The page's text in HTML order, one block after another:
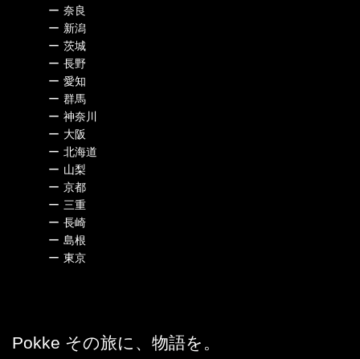
ー 奈良
ー 新潟
ー 茨城
ー 長野
ー 愛知
ー 群馬
ー 神奈川
ー 大阪
ー 北海道
ー 山梨
ー 京都
ー 三重
ー 長崎
ー 島根
ー 東京
Pokke その旅に、物語を。